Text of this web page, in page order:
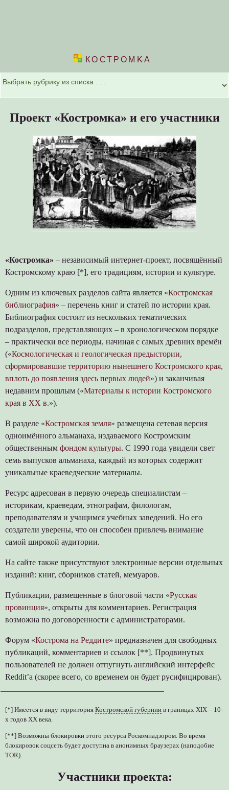
КОСТРОМKА
Проект «Костромка» и его участники
«Костромка» – независимый интернет-проект, посвящённый
Костромскому краю [*], его традициям, истории и культуре.
Одним из ключевых разделов сайта является «Костромская
библиография» – перечень книг и статей по истории края.
Библиография состоит из нескольких тематических
подразделов, представляющих – в хронологическом порядке
– практически все периоды, начиная с самых древних времён
(«Космологическая и геологическая предыстории,
сформировавшие территорию нынешнего Костромского края,
вплоть до появления здесь первых людей») и заканчивая
недавним прошлым («Материалы к истории Костромского
края в XX в.»).
В разделе «Костромская земля» размещена сетевая версия
одноимённого альманаха, издаваемого Костромским
общественным фондом культуры. С 1990 года увидели свет
семь выпусков альманаха, каждый из которых содержит
уникальные краеведческие материалы.
Ресурс адресован в первую очередь специалистам –
историкам, краеведам, этнографам, филологам,
преподавателям и учащимся учебных заведений. Но его
создатели уверены, что он способен привлечь внимание
самой широкой аудитории.
На сайте также присутствуют электронные версии отдельных
изданий: книг, сборников статей, мемуаров.
Публикации, размещенные в блоговой части «Русская
провинция», открыты для комментариев. Регистрация
возможна по договоренности с администраторами.
Форум «Кострома на Реддите» предназначен для свободных
публикаций, комментариев и ссылок [**]. Продвинутых
пользователей не должен отпугнуть английский интерфейс
Reddit’а (скорее всего, со временем он будет русифицирован).
[*] Имеется в виду территория Костромской губерниив границах XIX – 10-
х годов XX века.
[**] Возможны блокировки этого ресурса Роскомнадзором. Во время
блокировок соцсеть будет доступна в анонимных браузерах (наподобие
TOR).
Участники проекта: